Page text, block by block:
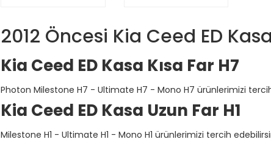
2012 Öncesi Kia Ceed ED
Kia Ceed ED Kasa Kısa Far H7
Photon Milestone H7 - Ultimate H7 - Mono H7 ürünlerimizi
Kia Ceed ED Kasa Uzun Far H1
Milestone H1 - Ultimate H1 - Mono H1 ürünlerimizi tercih